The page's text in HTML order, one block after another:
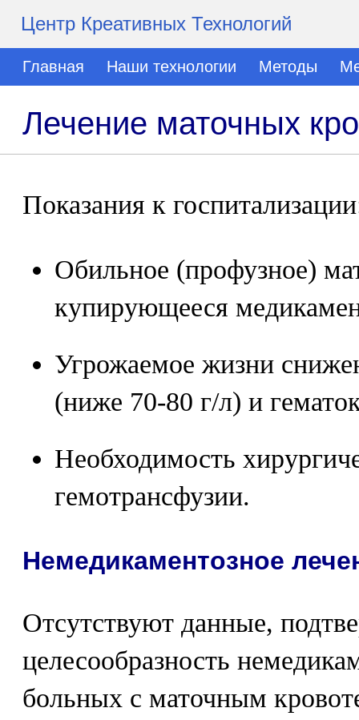
Центр Креативных Технологий
Главная Наши технологии Методы
Лечение маточных
Показания к
Обильное (профузное)
купирующееся
Угрожаемое жизни
(ниже 70-80 г/л) и
Необходимость
гемотрансфузии.
Немедикаментозное
Отсутствуют данные,
целесообразность
больных с маточным